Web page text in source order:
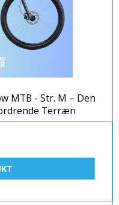
MTB - Str. M – Den
Terræn